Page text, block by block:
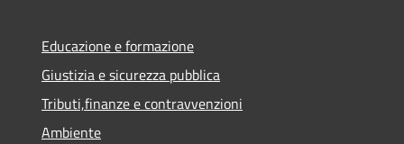
Educazione e formazione
Giustizia e sicurezza pubblica
Tributi,finanze e contravvenzioni
Ambiente